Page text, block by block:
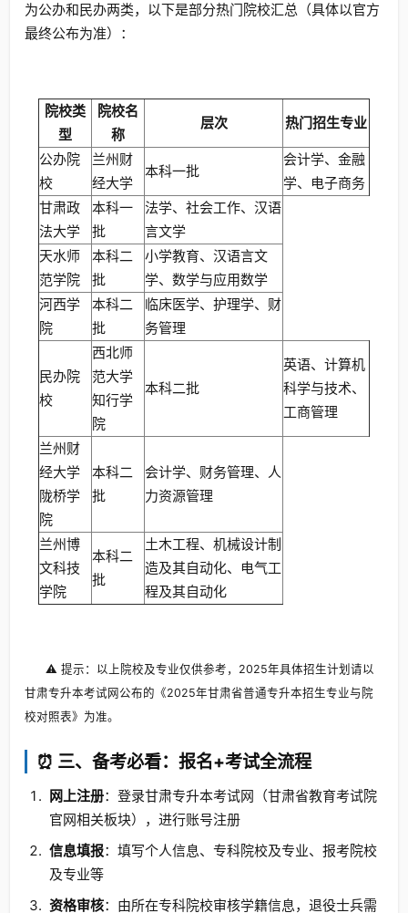
为公办和民办两类，以下是部分热门院校汇总（具体以官方
最终公布为准）：
院校类
型
院校名
称
层次 热门招生专业
公办院
校
兰州财
经大学
本科一批
会计学、金融
学、电子商务
甘肃政
法大学
本科一
批
法学、社会工作、汉语
言文学
天水师
范学院
本科二
批
小学教育、汉语言文
学、数学与应用数学
河西学
院
本科二
批
临床医学、护理学、财
务管理
民办院
校
西北师
范大学
知行学
院
本科二批
英语、计算机
科学与技术、
工商管理
兰州财
经大学
陇桥学
院
本科二
批
会计学、财务管理、人
力资源管理
兰州博
文科技
学院
本科二
批
土木工程、机械设计制
造及其自动化、电气工
程及其自动化
⚠️ 提示：以上院校及专业仅供参考，2025年具体招生计划请以
甘肃专升本考试网公布的《2025年甘肃省普通专升本招生专业与院
校对照表》为准。
⏰ 三、备考必看：报名+考试全流程
网上注册：登录甘肃专升本考试网（甘肃省教育考试院
官网相关板块），进行账号注册
信息填报：填写个人信息、专科院校及专业、报考院校
及专业等
资格审核：由所在专科院校审核学籍信息，退役士兵需